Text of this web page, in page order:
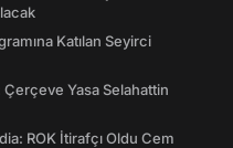
Katılan Seyirci
Yasa Selahattin
ROK İtirafçı Oldu Cem